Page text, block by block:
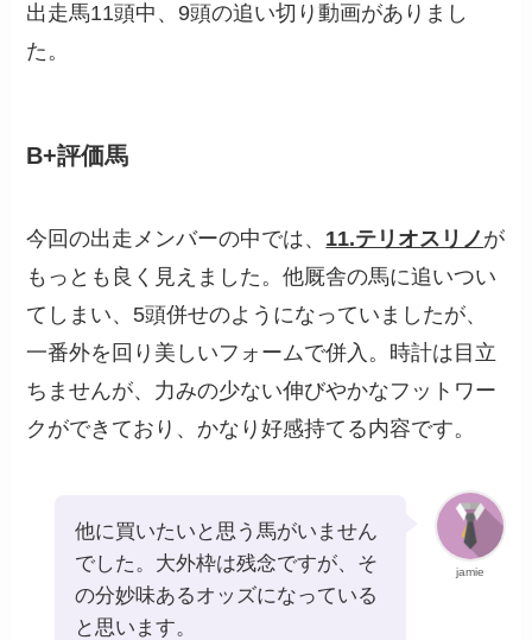
出走馬11頭中、9頭の追い切り動画がありまし
た。
B+評価馬
今回の出走メンバーの中では、 11.テリオスリノ が
もっとも良く見えました。他厩舎の馬に追いつい
てしまい、5頭併せのようになっていましたが、
一番外を回り美しいフォームで併入。時計は目立
ちませんが、力みの少ない伸びやかなフットワー
クができており、かなり好感持てる内容です。
jamie
他に買いたいと思う馬がいません
でした。大外枠は残念ですが、そ
の分妙味あるオッズになっている
と思います。